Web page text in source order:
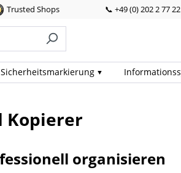
Trusted Shops 📞 +49 (0) 202 2 77
Sicherheits­markierung
Kopierer
organisieren